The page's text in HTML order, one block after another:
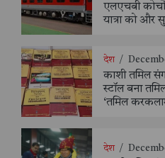
एलएचबी
यात्रा को और
देश /
काशी तमिल
स्टॉल बना
‘तमिल
देश /